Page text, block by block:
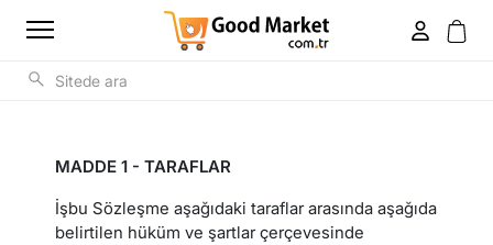
MADDE 1 - TARAFLAR
İşbu Sözleşme aşağıdaki taraflar arasında aşağıda
belirtilen hüküm ve şartlar çerçevesinde